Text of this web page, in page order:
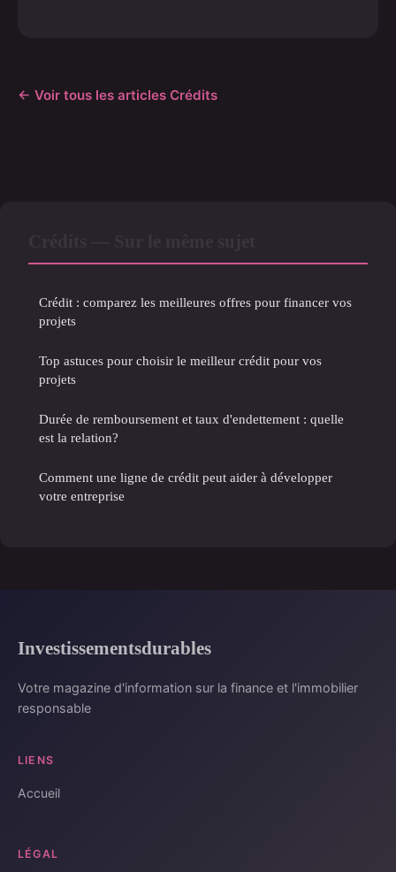
← Voir tous les articles Crédits
Crédit : comparez les meilleures offres pour financer vos
projets
Top astuces pour choisir le meilleur crédit pour vos
projets
Durée de remboursement et taux d'endettement : quelle
est la relation?
Comment une ligne de crédit peut aider à développer
votre entreprise
Investissementsdurables
Votre magazine d'information sur la finance et l'immobilier
responsable
LIENS
Accueil
LÉGAL